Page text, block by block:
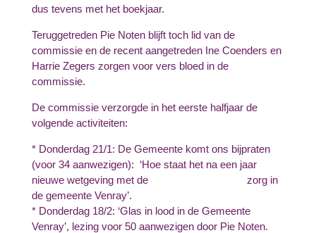
dus tevens met het boekjaar.
Teruggetreden Pie Noten blijft toch lid van de
commissie en de recent aangetreden Ine Coenders en
Harrie Zegers zorgen voor vers bloed in de
commissie.
De commissie verzorgde in het eerste halfjaar de
volgende activiteiten:
* Donderdag 21/1: De Gemeente komt ons bijpraten
(voor 34 aanwezigen): ‘Hoe staat het na een jaar
nieuwe wetgeving met de zorg in
de gemeente Venray’.
* Donderdag 18/2: ‘Glas in lood in de Gemeente
Venray’, lezing voor 50 aanwezigen door Pie Noten.